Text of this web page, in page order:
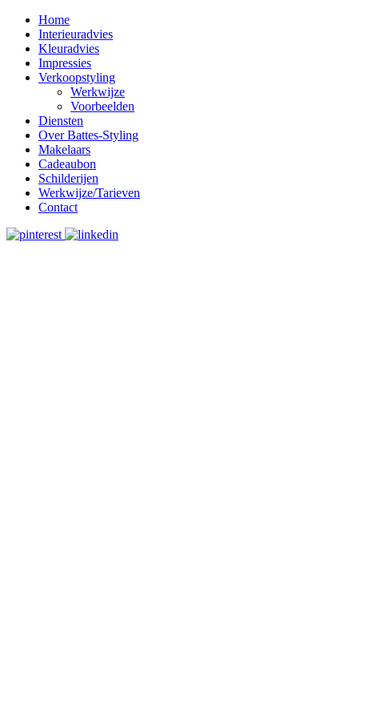
Home
Interieuradvies
Kleuradvies
Impressies
Verkoopstyling
Werkwijze
Voorbeelden
Diensten
Over Battes-Styling
Makelaars
Cadeaubon
Schilderijen
Werkwijze/Tarieven
Contact